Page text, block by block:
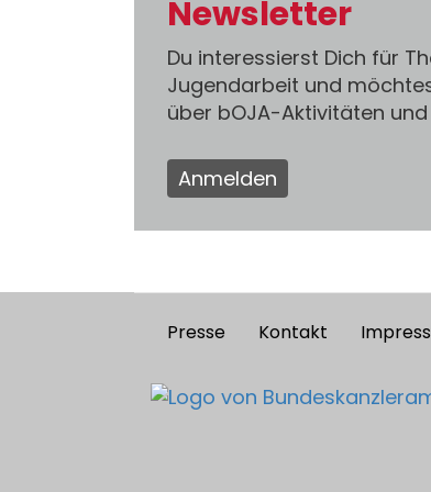
Newsletter
Du interessierst Dich für
Jugendarbeit und
über bOJA-Aktivitäten
Anmelden
Footer
menu
Presse Kontakt